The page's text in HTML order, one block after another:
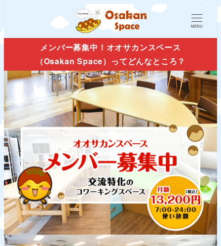
MENU
メンバー募集中！オオサカンスペース
（Osakan Space）ってどんなところ？